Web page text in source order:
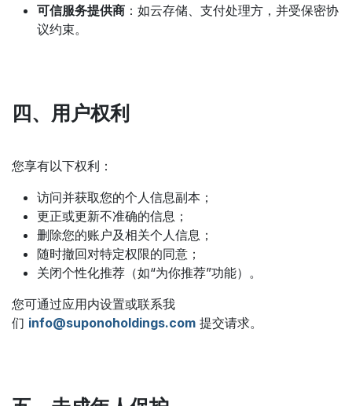
可信服务提供商 ：如云存储、支付处理方，并受保密协
议约束。
四、用户权利
您享有以下权利：
访问并获取您的个人信息副本；
更正或更新不准确的信息；
删除您的账户及相关个人信息；
随时撤回对特定权限的同意；
关闭个性化推荐（如“为你推荐”功能）。
您可通过应用内设置或联系我
们 info@suponoholdings.com 提交请求。